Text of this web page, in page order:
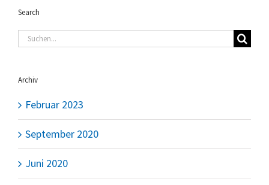
Search
Suche
Archiv
Februar 2023
September 2020
Juni 2020